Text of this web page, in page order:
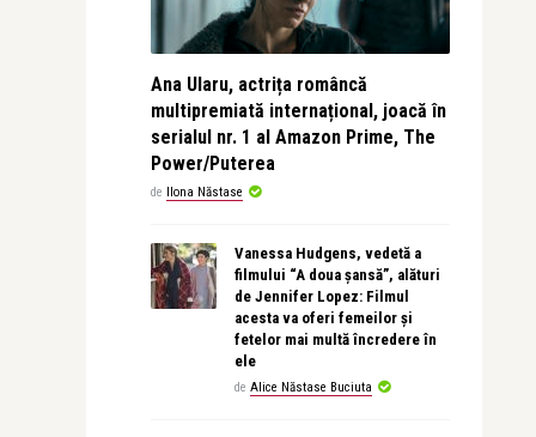
Ana Ularu, actrița româncă
multipremiată internațional, joacă în
serialul nr. 1 al Amazon Prime, The
Power/Puterea
de Ilona Năstase
Vanessa Hudgens, vedetă a
filmului “A doua șansă”, alături
de Jennifer Lopez: Filmul
acesta va oferi femeilor și
fetelor mai multă încredere în
ele
de Alice Năstase Buciuta